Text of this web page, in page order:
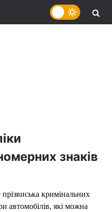
знаків
кримінальних
автомобілів, які можна